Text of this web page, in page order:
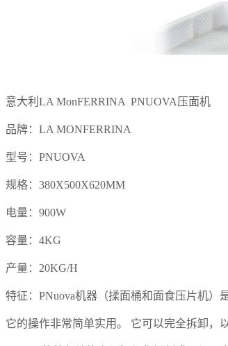
意大利LA MonFERRINA PNUOVA压面机
品牌：LA MONFERRINA
型号：PNUOVA
规格：380X500X620MM
电量：900W
容量：4KG
产量：20KG/H
特征：PNuova机器（揉面桶和面食压片机）
它的操作非常简单实用。 它可以完全拆卸，